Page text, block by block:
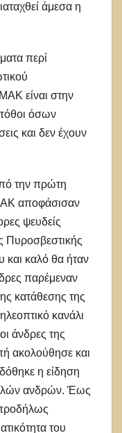
άμεσα η
περί
είναι στην
όσων
και δεν έχουν
την πρώτη
αποφάσισαν
ψευδείς
Πυροσβεστικής
καλό θα ήταν
παρέμεναν
κατάθεσης της
κανάλι
άνδρες της
ακολούθησε και
η είδηση
ανδρών. Έως
του